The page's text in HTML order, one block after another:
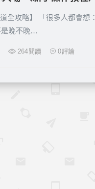
全攻略】 「很多人都會想：
是晚不晚…
264 閱讀 0評論